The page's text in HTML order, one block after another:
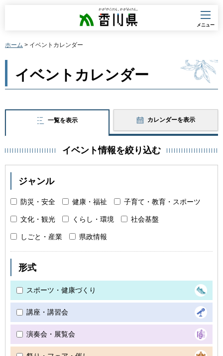
香川県
メニュー
ホーム > イベントカレンダー
イベントカレンダー
一覧を表示 カレンダーを表示
イベント情報を絞り込む
ジャンル
防災・安全 健康・福祉 子育て・教育・スポーツ
文化・観光 くらし・環境 社会基盤
しごと・産業 県政情報
形式
スポーツ・健康づくり
講座・講習会
演奏会・展覧会